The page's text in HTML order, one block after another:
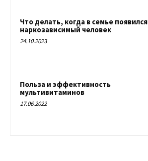
Что делать, когда в семье появился
наркозависимый человек
24.10.2023
Польза и эффективность
мультивитаминов
17.06.2022